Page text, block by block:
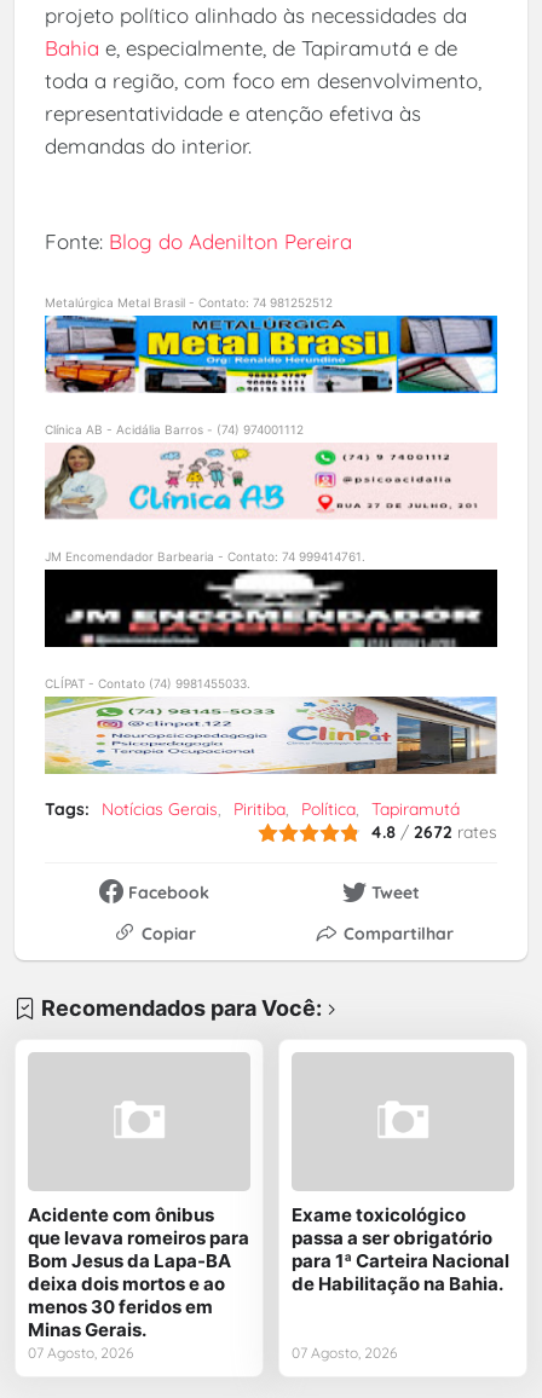
projeto político alinhado às necessidades da
Bahia e, especialmente, de Tapiramutá e de
toda a região, com foco em desenvolvimento,
representatividade e atenção efetiva às
demandas do interior.
Fonte: Blog do Adenilton Pereira
Metalúrgica Metal Brasil - Contato: 74 981252512
Clínica AB - Acidália Barros - (74) 974001112
JM Encomendador Barbearia - Contato: 74 999414761.
CLÍPAT - Contato (74) 9981455033.
Tags: Notícias Gerais Piritiba Política
Tapiramutá
4.8 /2672 rates
Facebook
Tweet
Copiar
Compartilhar
Recomendados para Você:
Acidente com ônibus
que levava romeiros para
Bom Jesus da Lapa-BA
deixa dois mortos e ao
menos 30 feridos em
Minas Gerais.
07 Agosto, 2026
Exame toxicológico
passa a ser obrigatório
para 1ª Carteira Nacional
de Habilitação na Bahia.
07 Agosto, 2026